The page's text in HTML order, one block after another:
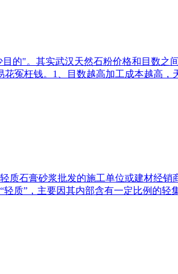
的"。其实武汉天然石粉价格和目数之
冤枉钱。1、目数越高加工成本越高
石膏砂浆批发的施工单位或建材经销
质”，主要因其内部含有一定比例的轻